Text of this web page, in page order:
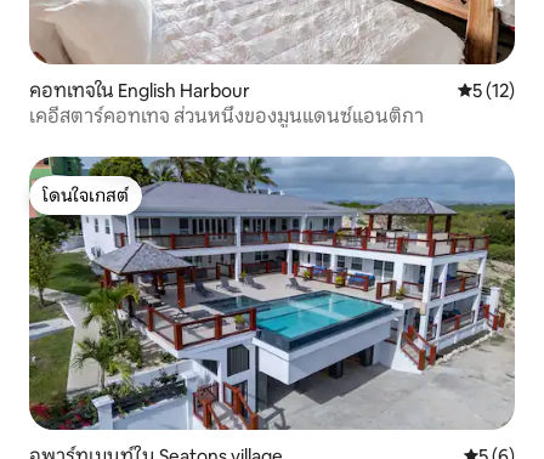
คอทเทจใน English Harbour คะแนนเฉลี่
5 (12)
เคอีสตาร์คอทเทจ ส่วนหนึ่งของมูนแดนซ์แอนติกา
โดนใจเกสต์
โดนใจเกสต์